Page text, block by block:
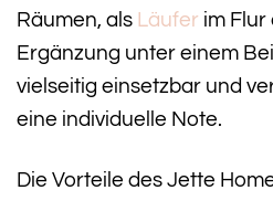
Räumen, als Läufer im Flur
Ergänzung unter einem
vielseitig einsetzbar und
eine individuelle Note.
Die Vorteile des Jette